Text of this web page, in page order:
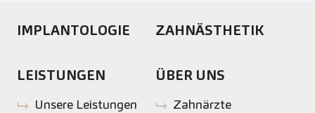
IMPLANTOLOGIE ZAHNÄSTHETIK
LEISTUNGEN
Unsere Leistungen
ÜBER UNS
Zahnärzte